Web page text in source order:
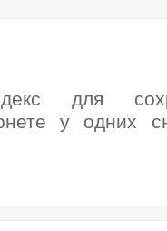
для
у одних